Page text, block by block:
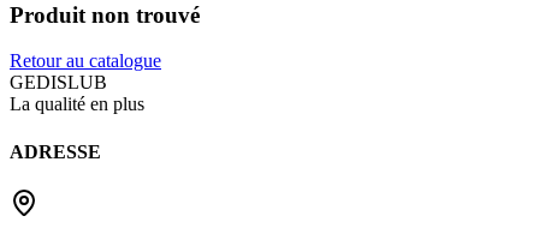
Produit non trouvé
Retour au catalogue
GEDISLUB
La qualité en plus
ADRESSE